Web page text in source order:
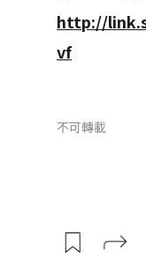
http://
vf
不可轉載